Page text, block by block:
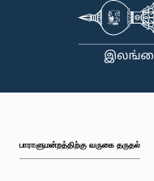
பாராளுமன்றத்திற்கு வருகை தருதல்